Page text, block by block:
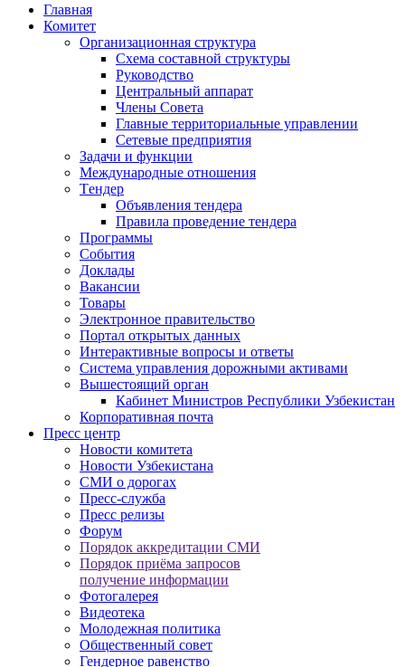
Главная
Комитет
Организационная структура
Схема составной структуры
Руководство
Центральный аппарат
Члены Совета
Главные территориальные управлении
Сетевые предприятия
Задачи и функции
Международные отношения
Tендер
Объявления тендера
Правила проведение тендера
Программы
Cобытия
Доклады
Вакансии
Товары
Электронное правительство
Портал открытых данных
Интерактивные вопросы и ответы
Система управления дорожными активами
Вышестоящий орган
Кабинет Министров Республики Узбекистан
Корпоративная почта
Пресс центр
Новости комитета
Новости Узбекистана
СМИ о дорогах
Пресс-служба
Пресс релизы
Форум
Порядок аккредитации СМИ
Порядок приёма запросов
получение информации
Фотогалерея
Видеотека
Молодежная политика
Общественный совет
Гендерное равенство